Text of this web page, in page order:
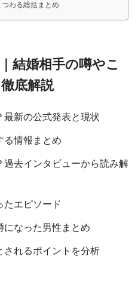
わる総括まとめ
結婚相手の噂やこ
底解説
最新の公式発表と現状
る情報まとめ
去インタビューから読み解
たエピソード
になった男性まとめ
されるポイントを分析